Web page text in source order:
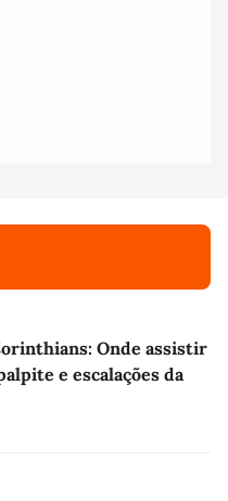
Onde assistir
e escalações da